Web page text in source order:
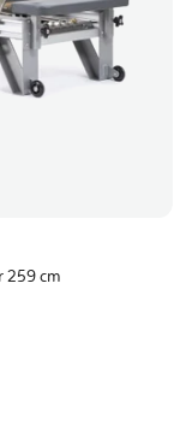
259 cm